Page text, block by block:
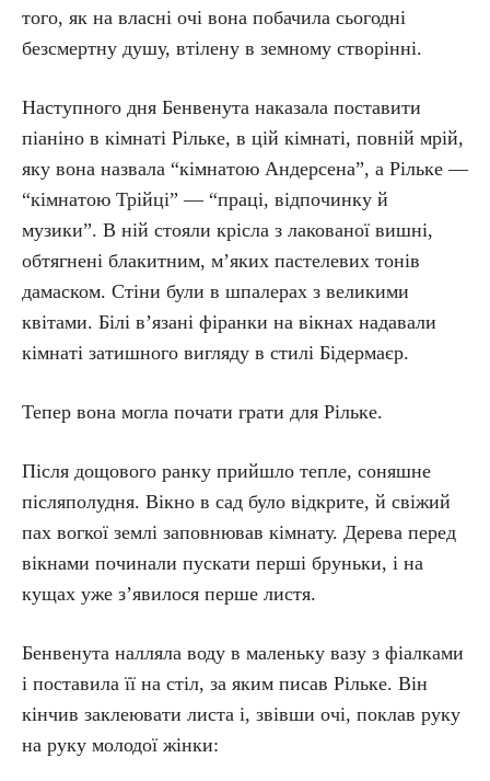
того, як на власні очі вона побачила сьогодні
безсмертну душу, втілену в земному створінні.
Наступного дня Бенвенута наказала поставити
піаніно в кімнаті Рільке, в цій кімнаті, повній мрій,
яку вона назвала “кімнатою Андерсена”, а Рільке —
“кімнатою Трійці” — “праці, відпочинку й
музики”. В ній стояли крісла з лакованої вишні,
обтягнені блакитним, м’яких пастелевих тонів
дамаском. Стіни були в шпалерах з великими
квітами. Білі в’язані фіранки на вікнах надавали
кімнаті затишного вигляду в стилі Бідермаєр.
Тепер вона могла почати грати для Рільке.
Після дощового ранку прийшло тепле, соняшне
післяполудня. Вікно в сад було відкрите, й свіжий
пах вогкої землі заповнював кімнату. Дерева перед
вікнами починали пускати перші бруньки, і на
кущах уже з’явилося перше листя.
Бенвенута налляла воду в маленьку вазу з фіалками
і поставила її на стіл, за яким писав Рільке. Він
кінчив заклеювати листа і, звівши очі, поклав руку
на руку молодої жінки: